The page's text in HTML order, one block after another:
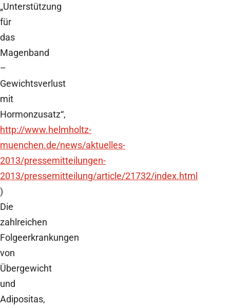
„Unterstützung
für
das
Magenband
–
Gewichtsverlust
mit
Hormonzusatz“,
http://www.helmholtz-
muenchen.de/news/aktuelles-
2013/pressemitteilungen-
2013/pressemitteilung/article/21732/index.html
)
Die
zahlreichen
Folgeerkrankungen
von
Übergewicht
und
Adipositas,